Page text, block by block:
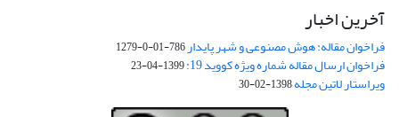
آخرین اخبار
فراخوان مقاله: هوش مصنوعی و شهر پایدار786-01-0-1279
فراخوان ارسال مقاله شماره ویژه کووید 19: 1399-04-23
ویراستار لاتین مجله1398-02-30